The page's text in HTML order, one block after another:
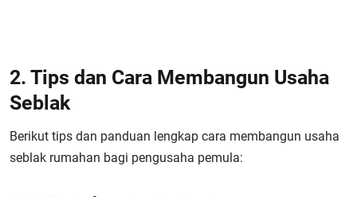
2. Tips dan Cara Membangun Usaha
Seblak
Berikut tips dan panduan lengkap cara membangun usaha
seblak rumahan bagi pengusaha pemula: